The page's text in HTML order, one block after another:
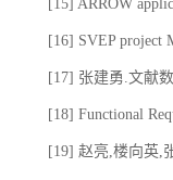
[15] ARROW
[16] SVEP project
[17] 张建勇.文献
[18] Functional
[19] 赵亮,楼向英,